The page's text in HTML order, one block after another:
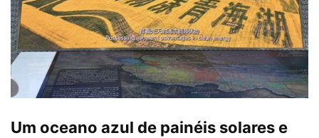
Um oceano azul de painéis solares e